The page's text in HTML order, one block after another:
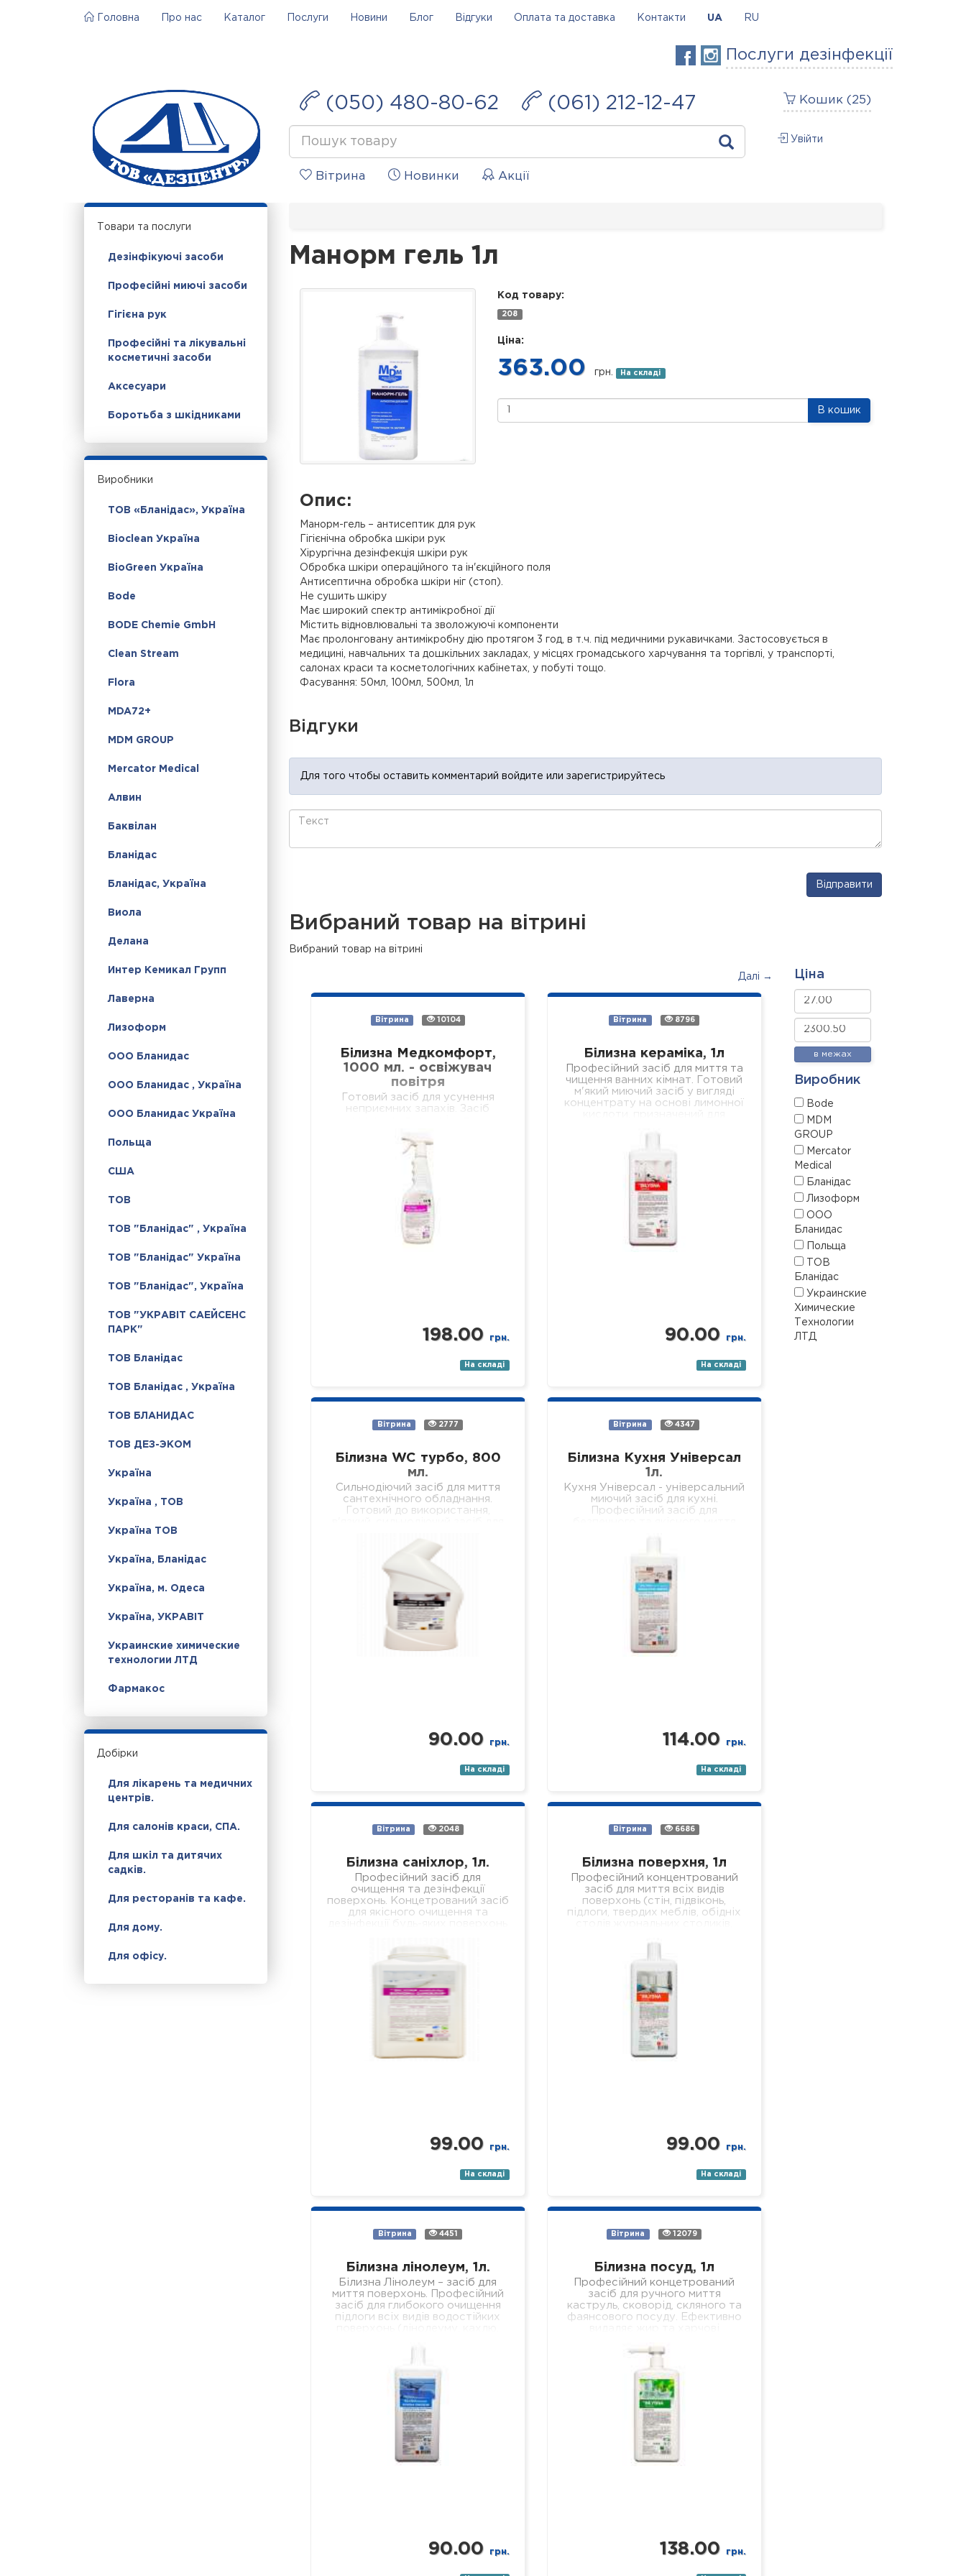
Головна Про нас Каталог Послуги Новини Блог Відгуки Оплата та доставка Контакти UA RU
Послуги дезінфекції
(050) 480-80-62 (061) 212-12-47
Вітрина Новинки Акції
Кошик ( 25 )
Увійти
Товари та послуги
Дезінфікуючі засоби
Професійні миючі засоби
Гігієна рук
Професійні та лікувальні
косметичні засоби
Аксесуари
Боротьба з шкідниками
Виробники
ТОВ «Бланідас», Україна
Bioclean Україна
BioGreen Україна
Bode
BODE Chemie GmbH
Clean Stream
Flora
MDA72+
MDM GROUP
Mercator Medical
Алвин
Баквілан
Бланідас
Бланідас, Україна
Виола
Делана
Интер Кемикал Групп
Лаверна
Лизоформ
ООО Бланидас
ООО Бланидас , Україна
ООО Бланидас Україна
Польща
США
ТОВ
ТОВ "Бланідас" , Україна
ТОВ "Бланідас" Україна
ТОВ "Бланідас", Україна
ТОВ "УКРАВІТ САЕЙСЕНС
ПАРК"
ТОВ Бланідас
ТОВ Бланідас , Україна
ТОВ БЛАНИДАС
ТОВ ДЕЗ-ЭКОМ
Україна
Україна , ТОВ
Україна ТОВ
Україна, Бланідас
Україна, м. Одеса
Україна, УКРАВІТ
Украинские химические
технологии ЛТД
Фармакос
Добірки
Для лікарень та медичних
центрів.
Для салонів краси, СПА.
Для шкіл та дитячих
садків.
Для ресторанів та кафе.
Для дому.
Для офісу.
Манорм гель 1л
Код товару:
208
Ціна:
363.00 грн. На складі
В кошик
Опис:
Манорм-гель – антисептик для рук
Гігієнічна обробка шкіри рук
Хірургічна дезінфекція шкіри рук
Обробка шкіри операційного та ін'єкційного поля
Антисептична обробка шкіри ніг (стоп).
Не сушить шкіру
Має широкий спектр антимікробної дії
Містить відновлювальні та зволожуючі компоненти
Має пролонговану антимікробну дію протягом 3 год, в т.ч. під медичними рукавичками. Застосовується в
медицині, навчальних та дошкільних закладах, у місцях громадського харчування та торгівлі, у транспорті,
салонах краси та косметологічних кабінетах, у побуті тощо.
Фасування: 50мл, 100мл, 500мл, 1л
Відгуки
Для того чтобы оставить комментарий войдите или зарегистрируйтесь
Відправити
Вибраний товар на вітрині
Вибраний товар на вітрині
Далі →
Вітрина 10104
Білизна Медкомфорт,
1000 мл. - освіжувач
повітря
Готовий засіб для усунення
неприємних запахів. Засіб
відділеннях лікувальних установ
різного профілю, навчальних та
дошкільних закладах, у місцях
громадського харчування…
198.00 грн.
На складі
Вітрина 8796
Білизна кераміка, 1л
Професійний засіб для миття та
чищення ванних кімнат. Готовий
м'який миючий засіб у вигляді
концентрату на основі лимонної
керамічним…
90.00 грн.
На складі
Вітрина 2777
Білизна WC турбо, 800
мл.
Сильнодіючий засіб для миття
сантехнічного обладнання.
Готовий до використання,
видалення сечового каменю,
кальцієвих та вапняних
відкладень з внутрішніх
поверхонь…
90.00 грн.
На складі
Вітрина 4347
Білизна Кухня Універсал
1л.
Кухня Універсал - універсальний
миючий засіб для кухні.
Професійний засіб для
114.00 грн.
На складі
Вітрина 2048
Білизна саніхлор, 1л.
Професійний засіб для
очищення та дезінфекції
поверхонь. Концетрований засіб
для якісного очищення та
раковини, ванни, душові піддони
тощо). Засіб якісно…
99.00 грн.
На складі
Вітрина 6686
Білизна поверхня, 1л
Професійний концентрований
засіб для миття всіх видів
поверхонь (стін, підвіконь,
підлоги, твердих меблів, обідніх
устаткування у лікувальних
установах різного профілю).
Властивості: - економічний; -…
99.00 грн.
На складі
Вітрина 4451
Білизна лінолеум, 1л.
Білизна Лінолеум – засіб для
миття поверхонь. Професійний
засіб для глибокого очищення
підлоги всіх видів водостійких
нетоногенні…
90.00 грн.
Вітрина 12079
Білизна посуд, 1л
Професійний концетрований
засіб для ручного миття
каструль, сковорід, скляного та
фаянсового посуду. Ефективно
легко змивається, не залишаючи
138.00 грн.
Ціна
в межах
Виробник
Bode
MDM
GROUP
Mercator
Medical
Бланідас
Лизоформ
ООО
Бланидас
Польща
ТОВ
Бланідас
Украинские
Химические
Технологии
ЛТД